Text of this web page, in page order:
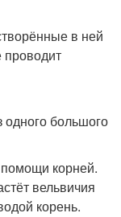
в ней
одного большого
корней.
вельвичия
корень.